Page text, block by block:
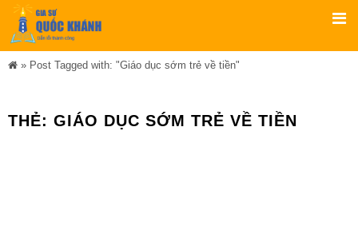
» Post Tagged with: "Giáo dục sớm trẻ về tiền"
THẺ: GIÁO DỤC SỚM TRẺ VỀ TIỀN